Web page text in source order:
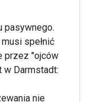
pasywnego.
spełnić
przez "ojców
Darmstadt:
nie